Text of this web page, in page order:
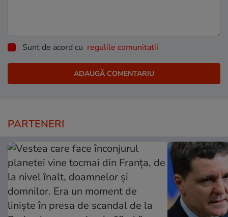
Sunt de acord cu regulile comunitatii
PARTENERI